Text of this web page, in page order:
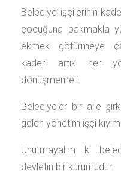
Belediye işçilerinin
çocuğuna bakmakla
ekmek götürmeye
kaderi artık her
dönüşmemeli.
Belediyeler bir aile
gelen yönetim işçi
Unutmayalım ki
devletin bir kurumudur.